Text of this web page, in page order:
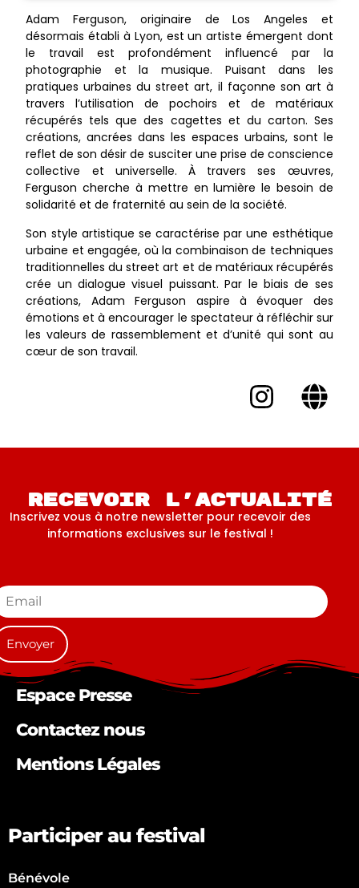
Adam Ferguson, originaire de Los Angeles et
désormais établi à Lyon, est un artiste émergent dont
le travail est profondément influencé par la
photographie et la musique. Puisant dans les
pratiques urbaines du street art, il façonne son art à
travers l’utilisation de pochoirs et de matériaux
récupérés tels que des cagettes et du carton. Ses
créations, ancrées dans les espaces urbains, sont le
reflet de son désir de susciter une prise de conscience
collective et universelle. À travers ses œuvres,
Ferguson cherche à mettre en lumière le besoin de
solidarité et de fraternité au sein de la société.
Son style artistique se caractérise par une esthétique
urbaine et engagée, où la combinaison de techniques
traditionnelles du street art et de matériaux récupérés
crée un dialogue visuel puissant. Par le biais de ses
créations, Adam Ferguson aspire à évoquer des
émotions et à encourager le spectateur à réfléchir sur
les valeurs de rassemblement et d’unité qui sont au
cœur de son travail.
Recevoir l'actualité
Inscrivez vous à notre newsletter pour recevoir des
informations exclusives sur le festival !
Espace Presse
Contactez nous
Mentions Légales
Bénévole
Participer au festival